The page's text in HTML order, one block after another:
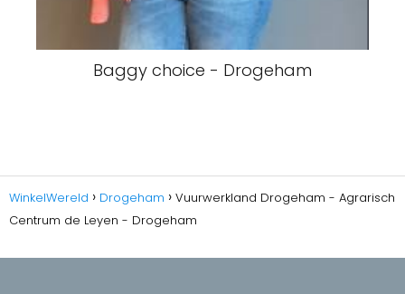
Baggy choice - Drogeham
WinkelWereld Drogeham
Vuurwerkland Drogeham - Agrarisch
Centrum de Leyen - Drogeham